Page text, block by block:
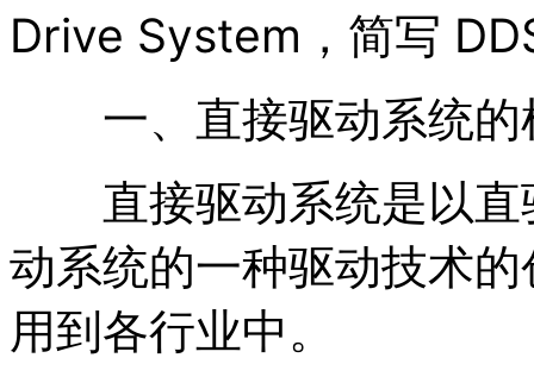
Drive System，简写
一、直接驱动系统的
直接驱动系统是以直
动系统的一种驱动技术
用到各行业中。